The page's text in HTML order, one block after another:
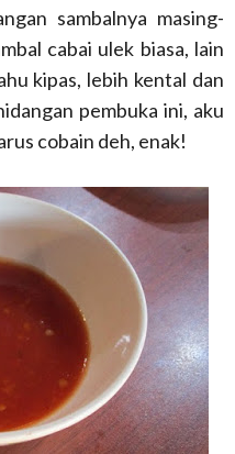
sambalnya masing-
cabai ulek biasa, lain
kipas, lebih kental dan
pembuka ini, aku
cobain deh, enak!